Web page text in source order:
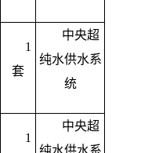
1
套
中央超
纯水供水系
统
1
中央超
纯水供水系